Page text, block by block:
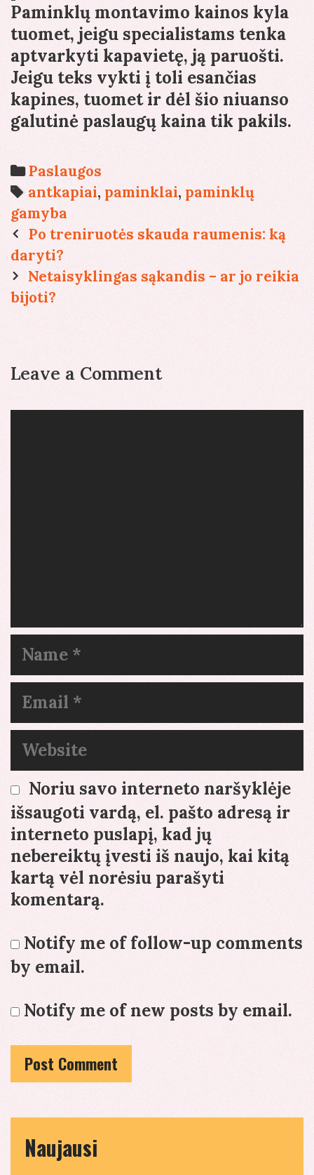
Paminklų montavimo kainos kyla
tuomet, jeigu specialistams tenka
aptvarkyti kapavietę, ją paruošti.
Jeigu teks vykti į toli esančias
kapines, tuomet ir dėl šio niuanso
galutinė paslaugų kaina tik pakils.
Categories
Paslaugos
Tags
antkapiai, paminklai, paminklų
gamyba
Post
navigation
Po treniruotės skauda raumenis: ką
daryti?
Netaisyklingas sąkandis – ar jo reikia
bijoti?
Leave a Comment
Name
Email
Website
Noriu savo interneto naršyklėje
išsaugoti vardą, el. pašto adresą ir
interneto puslapį, kad jų
nebereiktų įvesti iš naujo, kai kitą
kartą vėl norėsiu parašyti
komentarą.
Notify me of follow-up comments
by email.
Notify me of new posts by email.
Naujausi